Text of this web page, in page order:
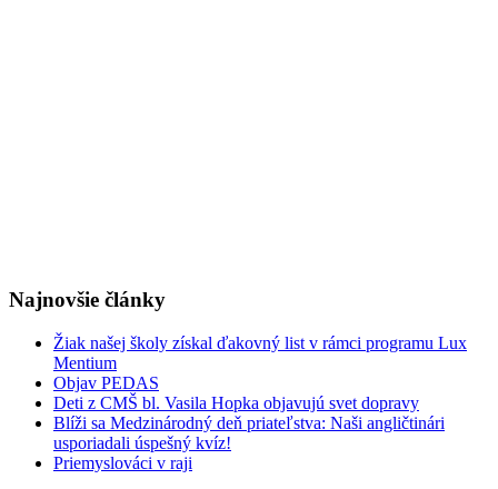
Najnovšie články
Žiak našej školy získal ďakovný list v rámci programu Lux
Mentium
Objav PEDAS
Deti z CMŠ bl. Vasila Hopka objavujú svet dopravy
Blíži sa Medzinárodný deň priateľstva: Naši angličtinári
usporiadali úspešný kvíz!
Priemyslováci v raji